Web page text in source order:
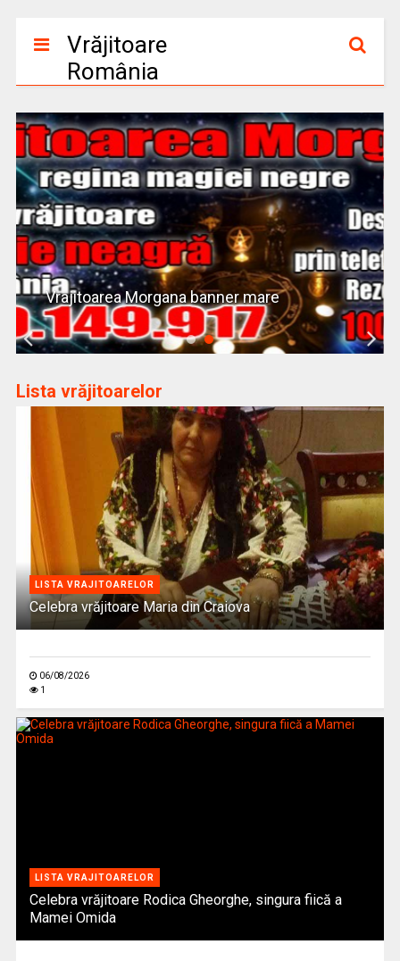
Vrăjitoare
România
Vrajitoarea Morgana banner mare
Lista vrăjitoarelor
LISTA VRAJITOARELOR
Celebra vrăjitoare Maria din Craiova
06/08/2026
1
LISTA VRAJITOARELOR
Celebra vrăjitoare Rodica Gheorghe, singura fiică a
Mamei Omida